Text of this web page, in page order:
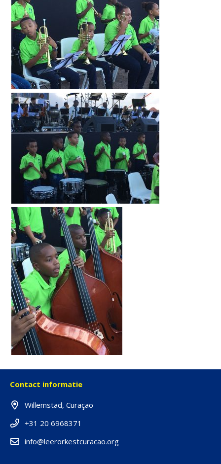
Contact informatie
Willemstad, Curaçao
+31 20 6968371
info@leerorkestcuracao.org